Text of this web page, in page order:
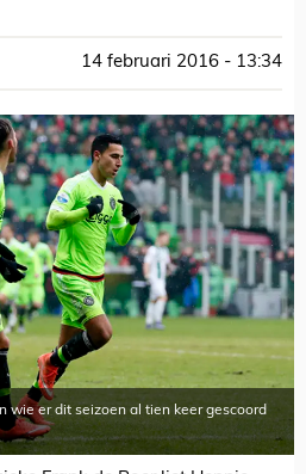
14 februari 2016 - 13:34
wie er dit seizoen al tien keer gescoord